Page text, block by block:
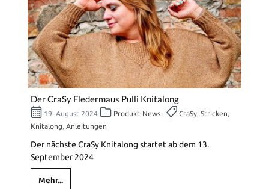
Der CraSy Fledermaus Pulli Knitalong
19. August 2024 Produkt-News CraSy, Stricken
Knitalong
Anleitungen
Der nächste CraSy Knitalong startet ab dem 13.
September 2024
Mehr...